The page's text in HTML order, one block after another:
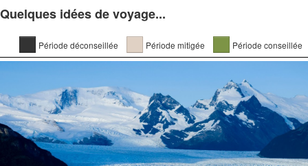
Quelques idées de voyage...
Période déconseillée Période mitigée Période conseillée